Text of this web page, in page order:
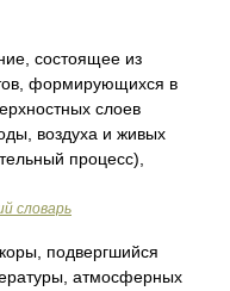
состоящее из
формирующихся в
слоев
воздуха и живых
процесс),
словарь
подвергшийся
атмосферных